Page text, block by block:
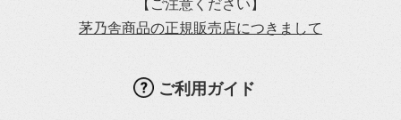
【ご注意ください】
茅乃舎商品の正規販売店につきまして
ご利用ガイド